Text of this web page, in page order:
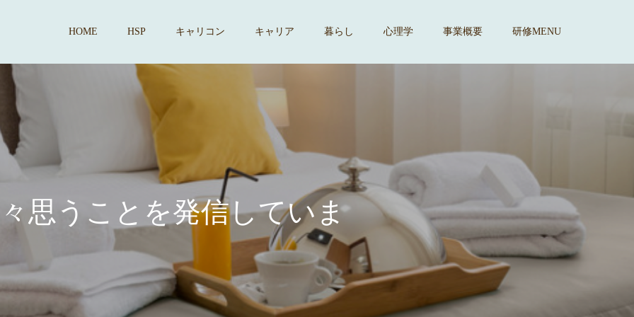
HOME HSP キャリコン キャリア 暮らし 心理学 事業概要 研修MENU
思 う こ と を 発信しています。